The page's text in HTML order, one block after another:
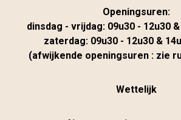
Openingsuren:
dinsdag - vrijdag: 09u30 - 12u30
zaterdag: 09u30 - 12u30 &
(afwijkende openingsuren : zie
Wettelijk